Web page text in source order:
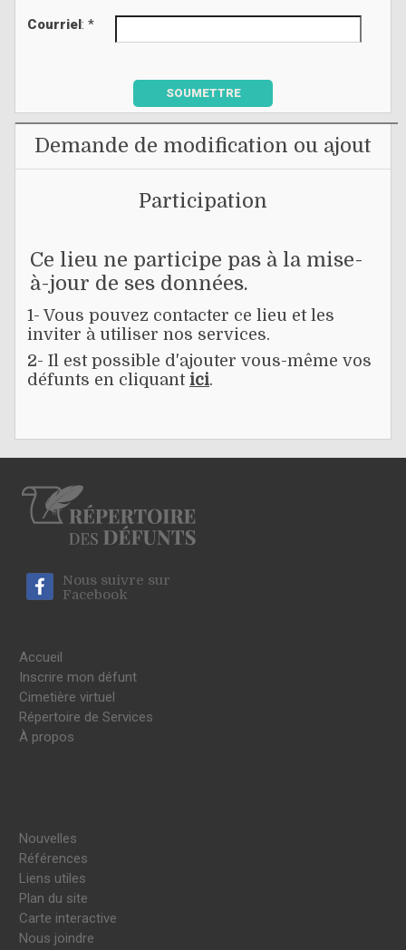
Courriel : *
SOUMETTRE
Demande de modification ou ajout
Participation
Ce lieu ne participe pas à la mise-
à-jour de ses données.
1- Vous pouvez contacter ce lieu et les
inviter à utiliser nos services.
2- Il est possible d'ajouter vous-même vos
défunts en cliquant ici.
Nous suivre sur
Facebook
Accueil
Inscrire mon défunt
Cimetière virtuel
Répertoire de Services
À propos
Nouvelles
Références
Liens utiles
Plan du site
Carte interactive
Nous joindre